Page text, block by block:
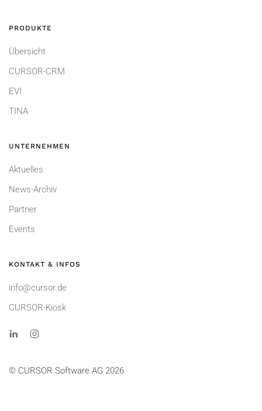
PRODUKTE
Übersicht
CURSOR-CRM
EVI
TINA
UNTERNEHMEN
Aktuelles
News-Archiv
Partner
Events
KONTAKT & INFOS
info@cursor.de
CURSOR-Kiosk
© CURSOR Software AG 2026